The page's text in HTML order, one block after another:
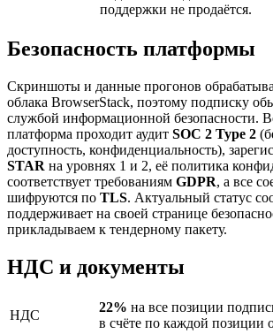
поддержки не продаётся.
Безопасность платформы
Скриншоты и данные прогонов
облака BrowserStack, поэтому подписку
службой информационной безопасности.
платформа проходит аудит SOC 2 Type 2
доступность, конфиденциальность),
STAR на уровнях 1 и 2, её политика
соответствует требованиям GDPR, а все
шифруются по TLS. Актуальный статус
поддерживает на своей странице
прикладываем к тендерному пакету.
НДС и документы
НДС
22% на все позиции
в счёте по каждой позиции